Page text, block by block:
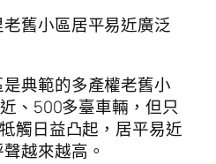
舊小區居平易近廣泛
典範的多產權老舊小
、500多臺車輛，但只
觸日益凸起，居平易近
越來越高。